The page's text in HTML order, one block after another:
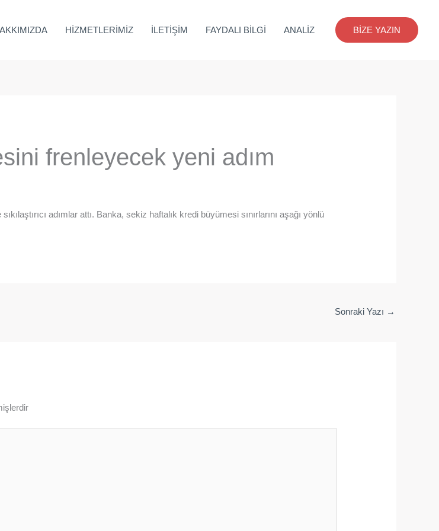
HİZMETLERİMİZ İLETİŞİM FAYDALI BİLGİ ANALİZ BİZE YAZIN
frenleyecek yeni adım
adımlar attı. Banka, sekiz haftalık kredi büyümesi sınırlarını aşağı yönlü
Sonraki Yazı →